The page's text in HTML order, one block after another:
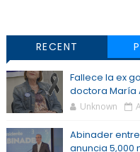
RECENT
Fallece la ex
doctora María
Unknown
Abinader
anuncia 5,000